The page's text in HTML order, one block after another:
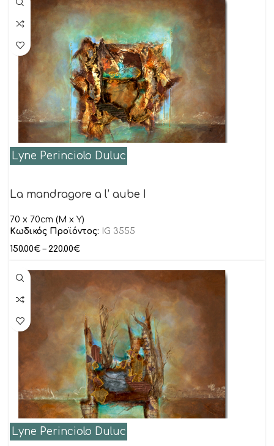
Lyne Perinciolo Duluc
La mandragore a l’ aube I
70 x 70cm (M x Y)
Κωδικός Προϊόντος:
IG 3555
150.00€ – 220.00€
Lyne Perinciolo Duluc